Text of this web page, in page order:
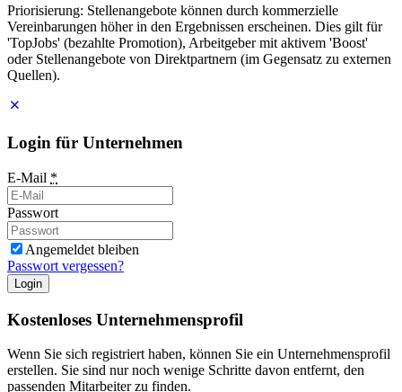
Priorisierung: Stellenangebote können durch kommerzielle
Vereinbarungen höher in den Ergebnissen erscheinen. Dies gilt für
'TopJobs' (bezahlte Promotion), Arbeitgeber mit aktivem 'Boost'
oder Stellenangebote von Direktpartnern (im Gegensatz zu externen
Quellen).
Login für Unternehmen
E-Mail *
Passwort
Angemeldet bleiben
Passwort vergessen?
Login
Kostenloses Unternehmensprofil
Wenn Sie sich registriert haben, können Sie ein Unternehmensprofil
erstellen. Sie sind nur noch wenige Schritte davon entfernt, den
passenden Mitarbeiter zu finden.